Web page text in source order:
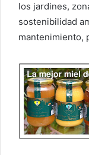
los jardines,
sostenibilidad
mantenimiento,